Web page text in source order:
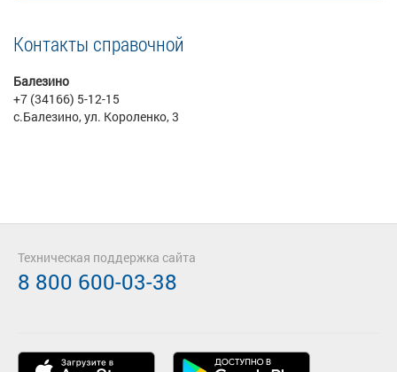
Контакты справочной
Балезино
+7 (34166) 5-12-15
с.Балезино, ул. Короленко, 3
Техническая поддержка сайта
8 800 600-03-38